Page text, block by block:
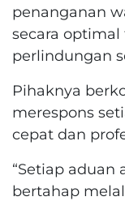
penanganan
secara
perlindungan
Pihaknya
merespons
cepat dan
“Setiap aduan
bertahap